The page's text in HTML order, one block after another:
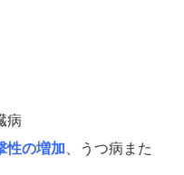
病
性の増加 、うつ病また